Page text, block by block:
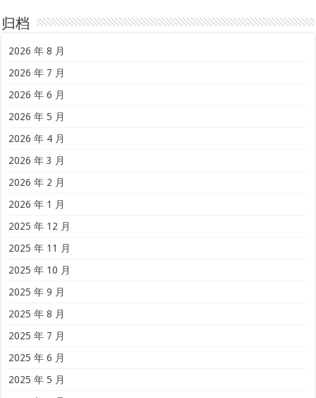
归档
2026 年 8 月
2026 年 7 月
2026 年 6 月
2026 年 5 月
2026 年 4 月
2026 年 3 月
2026 年 2 月
2026 年 1 月
2025 年 12 月
2025 年 11 月
2025 年 10 月
2025 年 9 月
2025 年 8 月
2025 年 7 月
2025 年 6 月
2025 年 5 月